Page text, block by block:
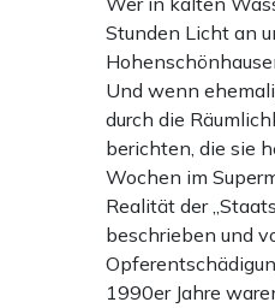
Stunden Licht an
Und wenn
durch die
berichten, die sie
Wochen im
Realität der
beschrieben und
1990er Jahre